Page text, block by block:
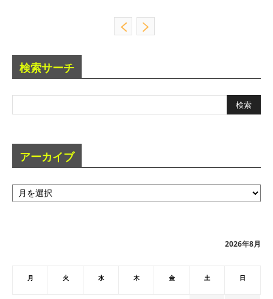
検索サーチ
アーカイブ
ア
ー
2026年8月
月 火 水 木 金 土 日